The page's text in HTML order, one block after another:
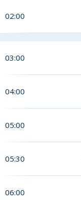
02:00
03:00
04:00
05:00
05:30
06:00